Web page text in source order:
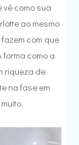
vê como sua
ao mesmo
com que
como a
riqueza de
na fase em